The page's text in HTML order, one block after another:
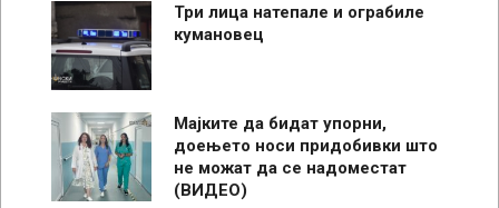
Три лица натепале и ограбиле
кумановец
Мајките да бидат упорни,
доењето носи придобивки што
не можат да се надоместат
(ВИДЕО)